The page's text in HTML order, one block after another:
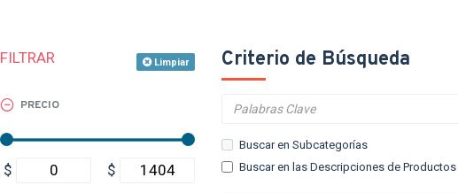
FILTRAR Limpiar
PRECIO
$ $
Criterio de Búsqueda
Buscar en Subcategorías
Buscar en las Descripciones de Productos